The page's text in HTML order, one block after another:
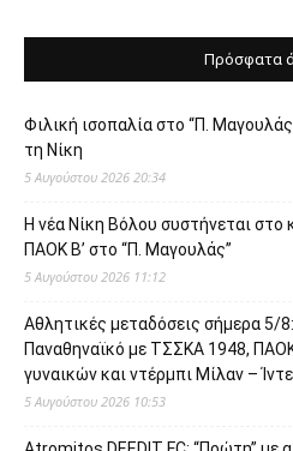
Πρόσφατα
Φιλική ισοπαλία στο “Π.
τη Νίκη
5 Αυγούστου 2026 20:34
Η νέα Νίκη Βόλου συστήνεται στο
ΠΑΟΚ Β’ στο “Π. Μαγουλάς”
5 Αυγούστου 2026 11:12
Αθλητικές μεταδόσεις σήμερα 5/
Παναθηναϊκό με ΤΣΣΚΑ 1948,
γυναικών και ντέρμπι Μίλαν –
5 Αυγούστου 2026 10:53